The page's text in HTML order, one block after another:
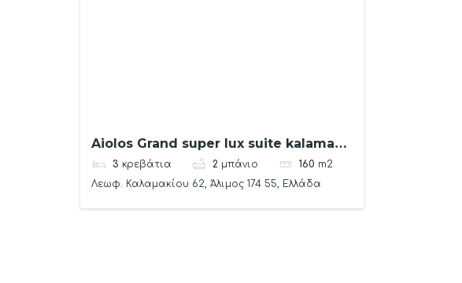
Aiolos Grand super lux suite kalamaki
Alimos near the sea
3 κρεβάτια 2 μπάνιο 160 m2
Λεωφ. Καλαμακίου 62, Άλιμος 174 55, Ελλάδα